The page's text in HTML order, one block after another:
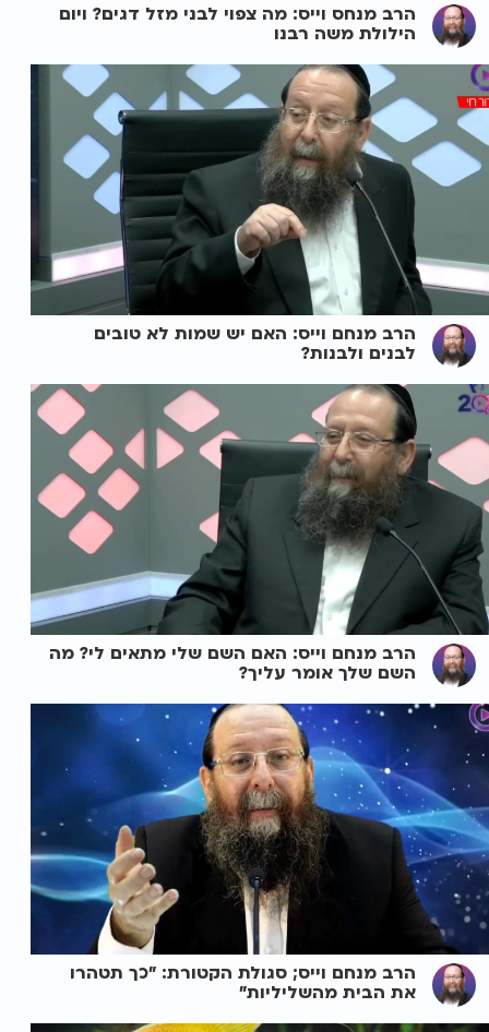
הרב מנחס וייס: מה צפוי לבני מזל דגים? ויום
הילולת משה רבנו
הרב מנחם וייס: האם יש שמות לא טובים
לבנים ולבנות?
הרב מנחם וייס: האם השם שלי מתאים לי? מה
השם שלך אומר עליך?
הרב מנחם וייס; סגולת הקטורת: "כך תטהרו
את הבית מהשליליות"